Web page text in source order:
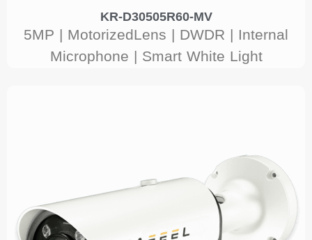
KR-D30505R60-MV
5MP | MotorizedLens | DWDR | Internal
Microphone | Smart White Light